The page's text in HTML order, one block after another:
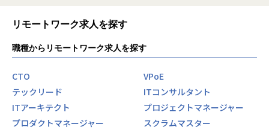
リモートワーク求人を探す
職種からリモートワーク求人を探す
CTO
VPoE
テックリード
ITコンサルタント
ITアーキテクト
プロジェクトマネージャー
プロダクトマネージャー
スクラムマスター